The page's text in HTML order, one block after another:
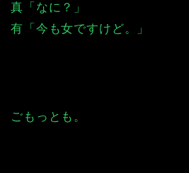
真「なに？」
有「今も女ですけど。」
ごもっとも。